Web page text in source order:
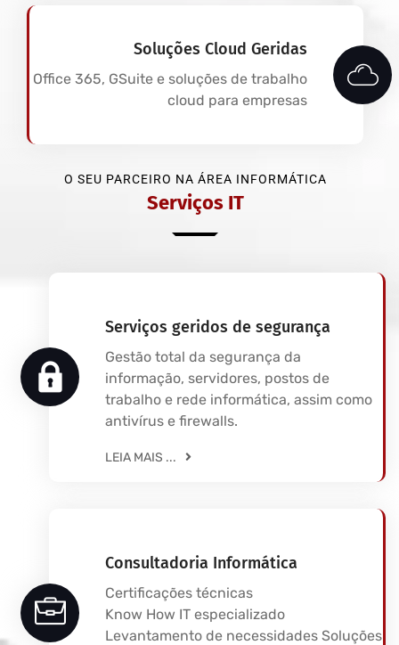
Soluções Cloud Geridas
Office 365, GSuite e soluções de trabalho
cloud para empresas
O SEU PARCEIRO NA ÁREA INFORMÁTICA
Serviços IT
Serviços geridos de segurança
Gestão total da segurança da
informação, servidores, postos de
trabalho e rede informática, assim como
antivírus e firewalls.
LEIA MAIS ...
Consultadoria Informática
Certificações técnicas
Know How IT especializado
Levantamento de necessidades Soluções